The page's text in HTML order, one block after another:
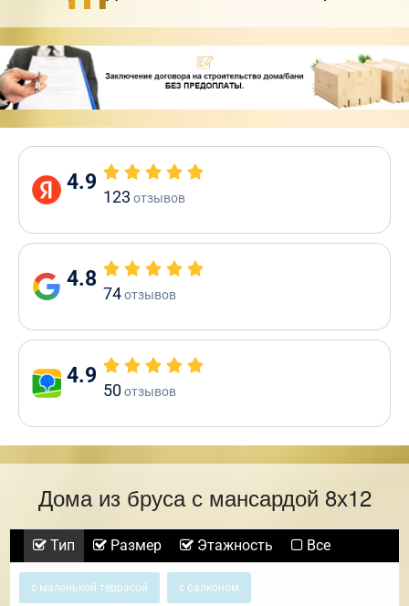
4.9
123 отзывов
4.8
74отзывов
4.9
50отзывов
Дома из бруса с мансардой 8х12
Тип Размер Этажность Все
с маленькой террасой с балконом